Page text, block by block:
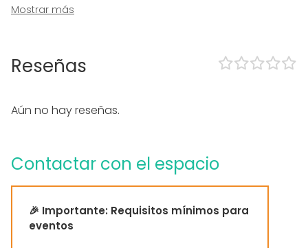
Aire acondicionado
Posibilidad de bailar
Parking
Zona para música en directo
Equipamiento
Vajilla
Mostrar más
Reseñas
Aún no hay reseñas.
Contactar con el espacio
🎉 Importante: Requisitos mínimos para
eventos